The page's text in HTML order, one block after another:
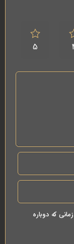
5
که دوباره